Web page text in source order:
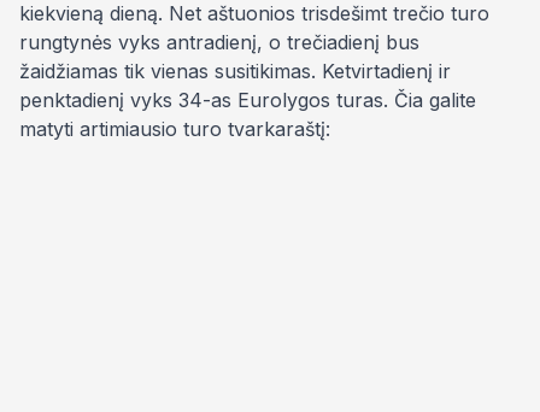
kiekvieną dieną. Net aštuonios trisdešimt trečio turo
rungtynės vyks antradienį, o trečiadienį bus
žaidžiamas tik vienas susitikimas. Ketvirtadienį ir
penktadienį vyks 34-as Eurolygos turas. Čia galite
matyti artimiausio turo tvarkaraštį: